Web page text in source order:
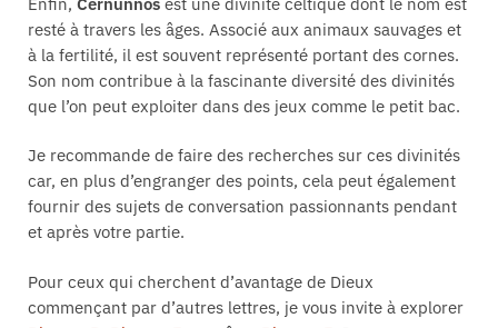
resté à travers les âges. Associé aux animaux sauvages et
à la fertilité, il est souvent représenté portant des cornes.
Son nom contribue à la fascinante diversité des divinités
que l’on peut exploiter dans des jeux comme le petit bac.
Je recommande de faire des recherches sur ces divinités
car, en plus d’engranger des points, cela peut également
fournir des sujets de conversation passionnants pendant
et après votre partie.
Pour ceux qui cherchent d’avantage de Dieux
commençant par d’autres lettres, je vous invite à explorer